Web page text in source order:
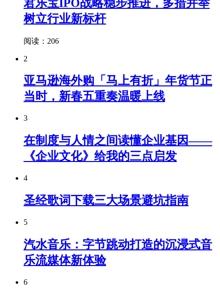
君乐宝IPO战略稳步推进，多措并举
树立行业新标杆
阅读：206
2
亚马逊海外购「马上有折」年货节正
当时，新春五重奏温暖上线
3
在制度与人情之间读懂企业基因——
《企业文化》给我的三点启发
4
圣经歌词下载三大场景避坑指南
5
汽水音乐：字节跳动打造的沉浸式音
乐流媒体新体验
6